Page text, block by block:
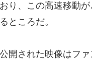
り、この高速移動
ところだ。
開された映像はフ